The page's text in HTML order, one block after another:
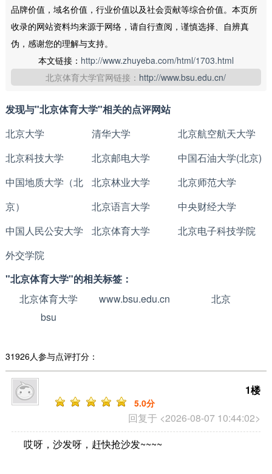
品牌价值，域名价值，行业价值以及社会贡献等综合价值。本页所
收录的网站资料均来源于网络，请自行查阅，谨慎选择、自辨真
伪，感谢您的理解与支持。
本文链接： http://www.zhuyeba.com/html/1703.html
北京体育大学官网链接： http://www.bsu.edu.cn/
发现与"北京体育大学"相关的点评网站
北京大学
清华大学
北京航空航天大学
北京科技大学
北京邮电大学
中国石油大学(北京)
中国地质大学（北
京）
北京林业大学
北京师范大学
北京语言大学
中央财经大学
中国人民公安大学
北京体育大学
北京电子科技学院
外交学院
"北京体育大学"的相关标签：
北京体育大学
www.bsu.edu.cn
北京
bsu
31926人参与点评打分：
回复于 <2026-08-07 10:44:02>
1楼
5.0分
哎呀，沙发呀，赶快抢沙发~~~~